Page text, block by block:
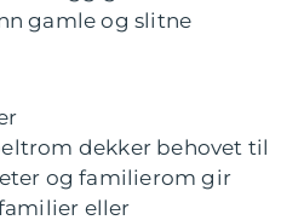
gamle og slitne
dekker behovet til
og familierom gir
eller